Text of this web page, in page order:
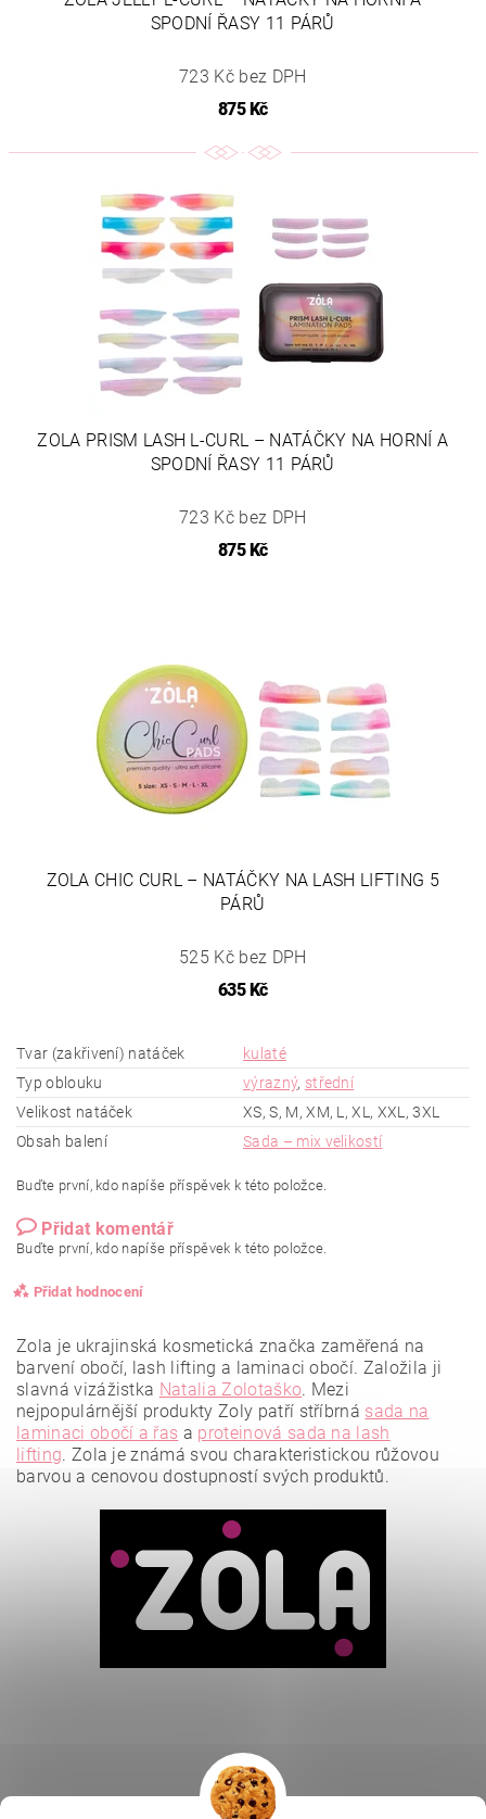
SPODNÍ ŘASY 11 PÁRŮ
723 Kč bez DPH
875 Kč
ZOLA PRISM LASH L-CURL – NATÁČKY NA HORNÍ A
SPODNÍ ŘASY 11 PÁRŮ
723 Kč bez DPH
875 Kč
ZOLA CHIC CURL – NATÁČKY NA LASH LIFTING 5
PÁRŮ
525 Kč bez DPH
635 Kč
Tvar (zakřivení) natáček
kulaté
Typ oblouku
výrazný, střední
Velikost natáček
XS, S, M, XM, L, XL, XXL, 3XL
Obsah balení
Sada – mix velikostí
Buďte první, kdo napíše příspěvek k této položce.
Přidat komentář
Buďte první, kdo napíše příspěvek k této položce.
Přidat hodnocení
Vložením hodnocení souhlasíte sezásadami ochrany
Zola je ukrajinská kosmetická značka zaměřená na
barvení obočí, lash lifting a laminaci obočí. Založila ji
slavná vizážistka Natalia Zolotaško. Mezi
nejpopulárnější produkty Zoly patří stříbrná sada na
laminaci obočí a řas a proteinová sada na lash
lifting. Zola je známá svou charakteristickou růžovou
barvou a cenovou dostupností svých produktů.